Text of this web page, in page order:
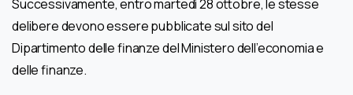
Successivamente, entro martedì 28 ottobre, le stesse
delibere devono essere pubblicate sul sito del
Dipartimento delle finanze del Ministero dell’economia e
delle finanze.